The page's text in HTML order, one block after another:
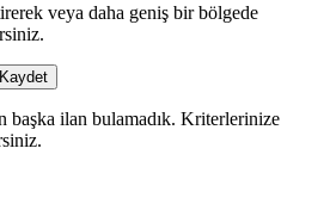
veya daha geniş bir bölgede
ilan bulamadık. Kriterlerinize